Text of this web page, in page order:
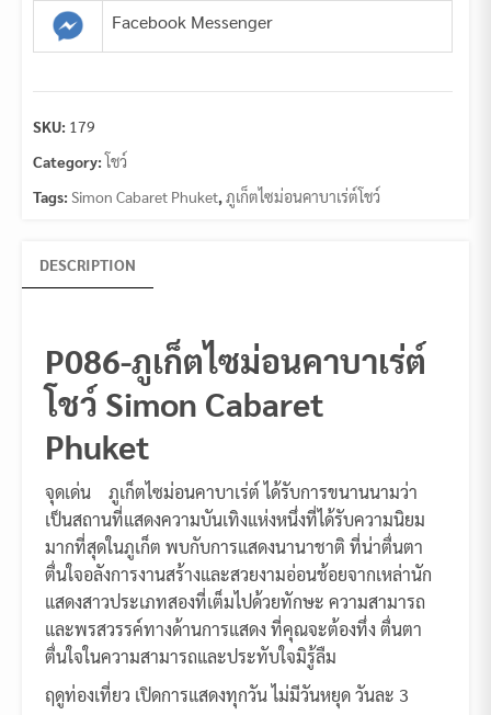
Facebook Messenger
SKU: 179
Category:โชว์
Tags: Simon Cabaret Phuket,ภูเก็ตไซม่อนคาบาเร่ต์โชว์
DESCRIPTION
P086-ภูเก็ตไซม่อนคาบาเร่ต์
โชว์ Simon Cabaret
Phuket
จุดเด่น ภูเก็ตไซม่อนคาบาเร่ต์ ได้รับการขนานนามว่า
เป็นสถานที่แสดงความบันเทิงแห่งหนึ่งที่ได้รับความนิยม
มากที่สุดในภูเก็ต พบกับการแสดงนานาชาติ ที่น่าตื่นตา
ตื่นใจอลังการงานสร้างและสวยงามอ่อนช้อยจากเหล่านัก
แสดงสาวประเภทสองที่เต็มไปด้วยทักษะ ความสามารถ
และพรสวรรค์ทางด้านการแสดง ที่คุณจะต้องทึ่ง ตื่นตา
ตื่นใจในความสามารถและประทับใจมิรู้ลืม
ฤดูท่องเที่ยว เปิดการแสดงทุกวัน ไม่มีวันหยุด วันละ 3